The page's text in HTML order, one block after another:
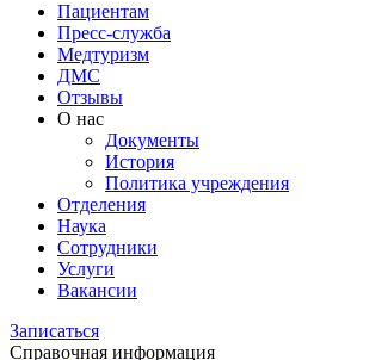
Пациентам
Пресс-служба
Медтуризм
ДМС
Отзывы
О нас
Документы
История
Политика учреждения
Отделения
Наука
Сотрудники
Услуги
Вакансии
Записаться
Справочная информация